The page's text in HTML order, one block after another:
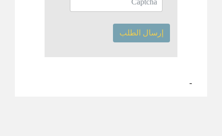
إرسال الطلب
-